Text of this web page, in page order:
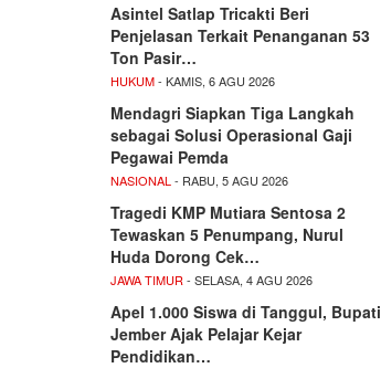
Asintel Satlap Tricakti Beri
Penjelasan Terkait Penanganan 53
Ton Pasir…
HUKUM- KAMIS, 6 AGU 2026
Mendagri Siapkan Tiga Langkah
sebagai Solusi Operasional Gaji
Pegawai Pemda
NASIONAL - RABU, 5 AGU 2026
Tragedi KMP Mutiara Sentosa 2
Tewaskan 5 Penumpang, Nurul
Huda Dorong Cek…
JAWA TIMUR - SELASA, 4 AGU 2026
Apel 1.000 Siswa di Tanggul, Bupati
Jember Ajak Pelajar Kejar
Pendidikan…